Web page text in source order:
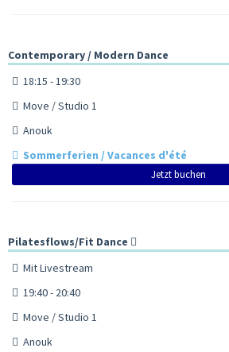
Contemporary / Modern Dance
18:15 - 19:30
Move / Studio 1
Anouk
Sommerferien / Vacances d'été
Jetzt buchen
Pilatesflows/Fit Dance
Mit Livestream
19:40 - 20:40
Move / Studio 1
Anouk